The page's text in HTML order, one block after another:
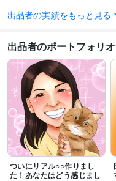
得意分野
夜勤・ロードサービス
人間関係
介護・愚痴・ストレス
不安・
メンタルケア・女性
資産運用・副業の相談 自己
自己肯定感 承認 癒し リラッ
カウンセリング 相談
家族 友
アロマ 楽しい 希望
人間関
出品者の実績をもっと見る
出品者のポートフォリオ
ついにリアル○○作りまし
た！あなたはどう感じまし